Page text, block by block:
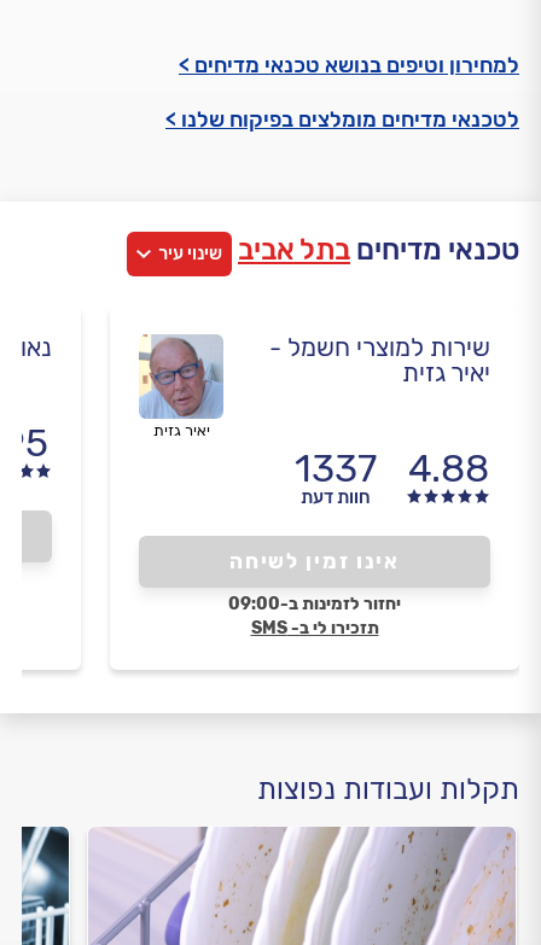
למחירון וטיפים בנושא טכנאי מדיחים >
לטכנאי מדיחים מומלצים בפיקוח שלנו >
טכנאי מדיחים בתל אביב שינוי עיר
שירות למוצרי חשמל -
יאיר גזית
4.88
1337
חוות דעת
יאיר גזית
אינו זמין לשיחה
יחזור לזמינות ב-09:00
תזכירו לי ב- SMS
תקלות ועבודות נפוצות